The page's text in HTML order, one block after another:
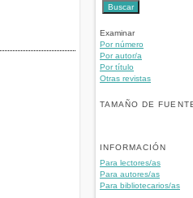
Examinar
Por número
Por autor/a
Por título
Otras revistas
TAMAÑO DE
INFORMACIÓN
Para lectores/as
Para autores/as
Para bibliotecarios/as